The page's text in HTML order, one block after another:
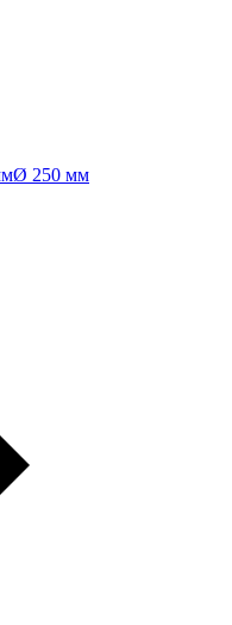
Ø 250 мм